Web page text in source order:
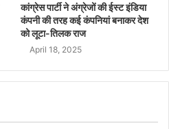
कांग्रेस पार्टी ने अंग्रेजों की ईस्ट इंडिया
कंपनी की तरह कई कंपनियां बनाकर देश
को लूटा-तिलक राज
April 18, 2025